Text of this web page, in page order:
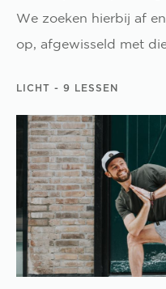
We zoeken hierbij af
op, afgewisseld met
LICHT - 9 LESSEN